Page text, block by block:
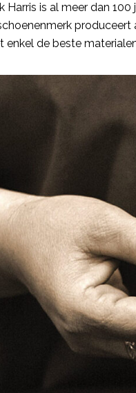
Harris is al meer dan
produceert
enkel de beste